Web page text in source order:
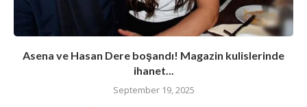
Asena ve Hasan Dere boşandı! Magazin kulislerinde
ihanet...
September 19, 2025